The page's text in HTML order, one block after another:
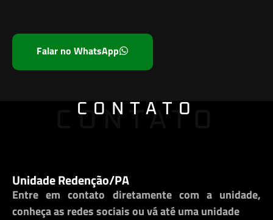
Falar no WhatsApp
CONTATO
CONTATO
Entre em contato diretamente com a unidade,
conheça as redes sociais ou vá até uma unidade
Unidade Redenção/PA